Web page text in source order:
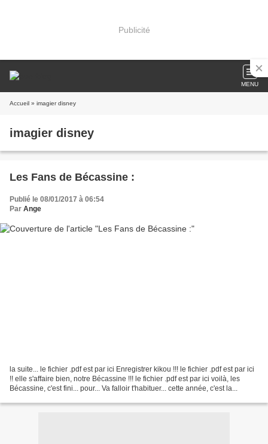
Publicité
MENU
Accueil » imagier disney
imagier disney
Les Fans de Bécassine :
Publié le 08/01/2017 à 06:54
Par Ange
la suite... le fichier .pdf est par ici Enregistrer kikou !!! le fichier .pdf est par ici
!! elle s'affaire bien, notre Bécassine !!! le fichier .pdf est par ici voilà, les
Bécassine, c'est fini... pour... Va falloir t'habituer... cette année, c'est la...